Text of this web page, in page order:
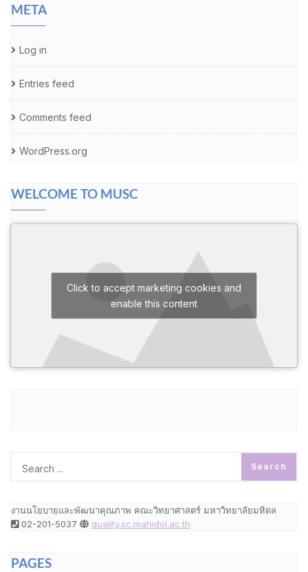
META
Log in
Entries feed
Comments feed
WordPress.org
WELCOME TO MUSC
Click to accept marketing cookies and
enable this content
งานนโยบายและพัฒนาคุณภาพ คณะวิทยาศาสตร์ มหาวิทยาลัยมหิดล
02-201-5037
quality.sc.mahidol.ac.th
PAGES